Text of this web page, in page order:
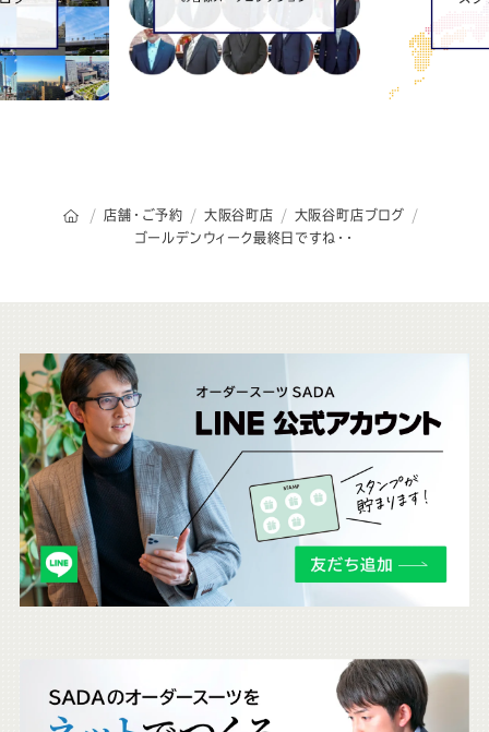
オーダースーツSADAのトップページ
店舗・ご予約 大阪谷町店
大阪谷町店ブログ
ゴールデンウィーク最終日ですね・・
こ
ち
ら
も
チ
ェ